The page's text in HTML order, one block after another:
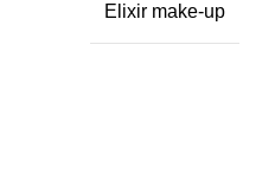
Elixir make-up